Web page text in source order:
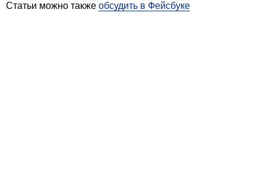
Статьи можно также обсудить в Фейсбуке